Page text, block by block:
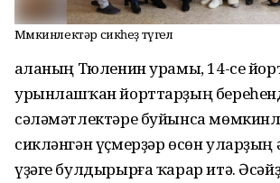
Мөмкинлектәр сикһеҙ түгел
Ҡаланың Тюленин урамы, 14-се
урынлашҡан йорттарҙың
cәләмәтлектәре буйынса
сикләнгән үҫмерҙәр өсөн уларҙың
үҙәге булдырырға ҡарар итә.